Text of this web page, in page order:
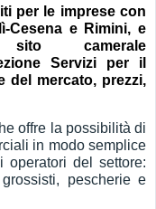
per le imprese con
Cesena e Rimini, e
camerale
Servizi per il
del mercato, prezzi,
offre la possibilità di
in modo semplice
operatori del settore:
pescherie e